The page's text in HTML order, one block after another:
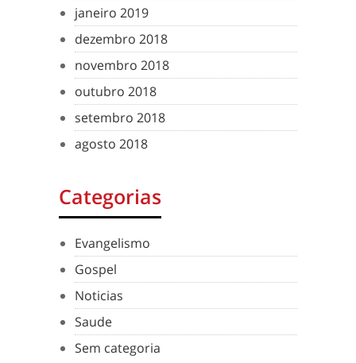
janeiro 2019
dezembro 2018
novembro 2018
outubro 2018
setembro 2018
agosto 2018
Categorias
Evangelismo
Gospel
Noticias
Saude
Sem categoria